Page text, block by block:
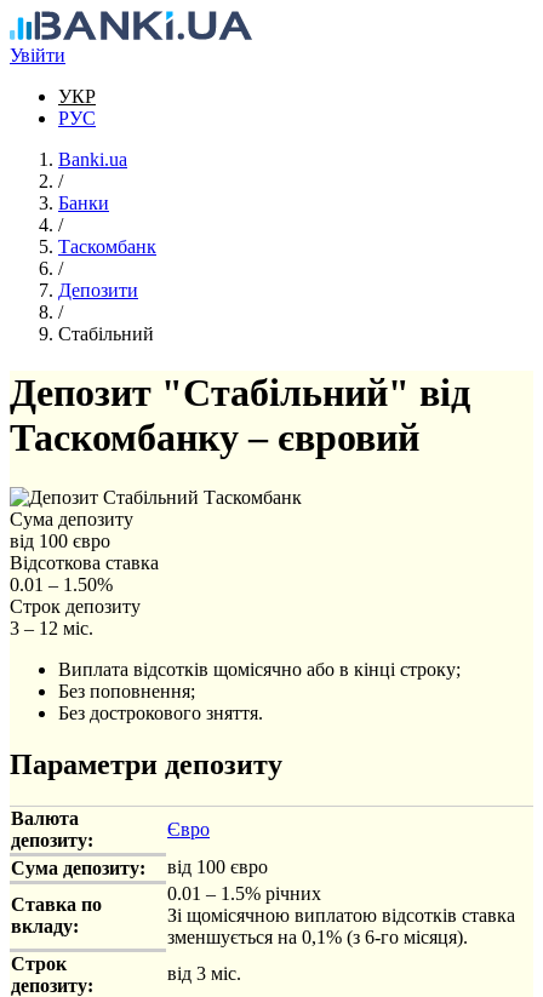
Перейти до основного вмісту
Увійти
УКР
РУС
Banki.ua
/
Банки
/
Таскомбанк
/
Депозити
/
Стабільний
Депозит "Стабільний" від
Таскомбанку – євровий
Сума депозиту
від 100 євро
Відсоткова ставка
0.01 – 1.50%
Строк депозиту
3 – 12 міс.
Виплата відсотків щомісячно або в кінці строку;
Без поповнення;
Без дострокового зняття.
Параметри депозиту
Валюта
депозиту:
Євро
Сума депозиту:
від 100 євро
Ставка по
вкладу:
0.01 – 1.5% річних
Зі щомісячною виплатою відсотків ставка
зменшується на 0,1% (з 6-го місяця).
Строк
депозиту:
від 3 міс.